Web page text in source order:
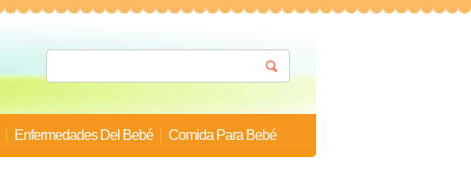
Enfermedades Del Bebé Comida Para Bebé